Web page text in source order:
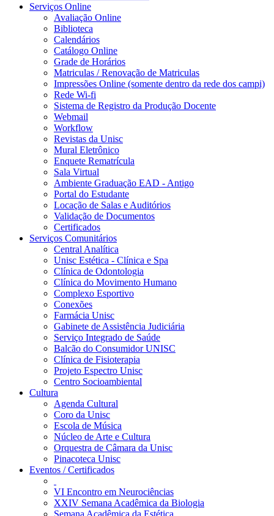
Serviços Online
Avaliação Online
Biblioteca
Calendários
Catálogo Online
Grade de Horários
Matriculas / Renovação de Matriculas
Impressões Online (somente dentro da rede dos campi)
Rede Wi-fi
Sistema de Registro da Produção Docente
Webmail
Workflow
Revistas da Unisc
Mural Eletrônico
Enquete Rematrícula
Sala Virtual
Ambiente Graduação EAD - Antigo
Portal do Estudante
Locação de Salas e Auditórios
Validação de Documentos
Certificados
Serviços Comunitários
Central Analítica
Unisc Estética - Clínica e Spa
Clínica de Odontologia
Clínica do Movimento Humano
Complexo Esportivo
Conexões
Farmácia Unisc
Gabinete de Assistência Judiciária
Serviço Integrado de Saúde
Balcão do Consumidor UNISC
Clínica de Fisioterapia
Projeto Espectro Unisc
Centro Socioambiental
Cultura
Agenda Cultural
Coro da Unisc
Escola de Música
Núcleo de Arte e Cultura
Orquestra de Câmara da Unisc
Pinacoteca Unisc
Eventos / Certificados
VI Encontro em Neurociências
XXIV Semana Acadêmica da Biologia
Semana Acadêmica da Estética